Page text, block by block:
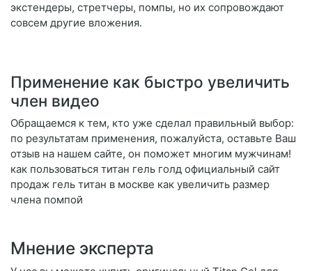
экстендеры, стретчеры, помпы, но их сопровождают
совсем другие вложения.
Применение как быстро увеличить
член видео
Обращаемся к тем, кто уже сделал правильный выбор:
по результатам применения, пожалуйста, оставьте Ваш
отзыв на нашем сайте, он поможет многим мужчинам!
как пользоваться титан гель голд официальный сайт
продаж гель титан в москве как увеличить размер
члена помпой
Мнение эксперта